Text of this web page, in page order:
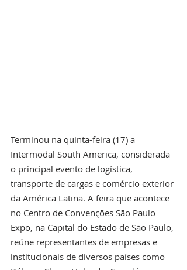
Terminou na quinta-feira (17) a
Intermodal South America, considerada
o principal evento de logística,
transporte de cargas e comércio exterior
da América Latina. A feira que acontece
no Centro de Convenções São Paulo
Expo, na Capital do Estado de São Paulo,
reúne representantes de empresas e
institucionais de diversos países como